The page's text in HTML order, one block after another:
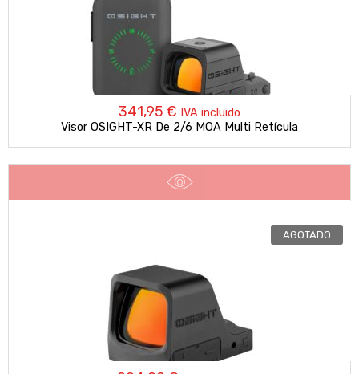
341,95 € IVA incluido
Visor OSIGHT-XR De 2/6 MOA Multi Retícula
AGOTADO